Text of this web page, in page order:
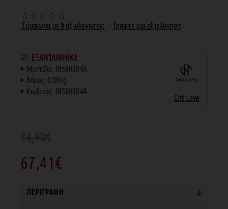
Σύμφωνα με 0 αξιολογήσεις. - Γράψτε μια αξιολόγηση
67,41€
ΕΞΑΝΤΛΉΘΗΚΕ
Μοντέλο: IN580004A
Βάρος: 0.09kg
Κωδικός: IN580004A
Cnt Love
ΠΕΡΙΓΡΑΦΉ